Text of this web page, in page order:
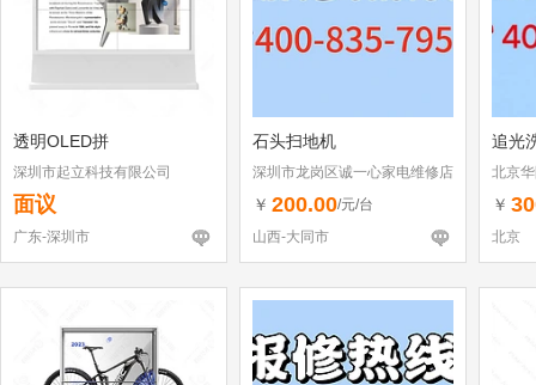
透明OLED拼
深圳市起立科技有限公司
面议
广东-深圳市
石头扫地机
深圳市龙岗区诚一心家电维修店
（个体工商户）
￥ 200.00/元/台
山西-大同市
追光
北京
￥
北京